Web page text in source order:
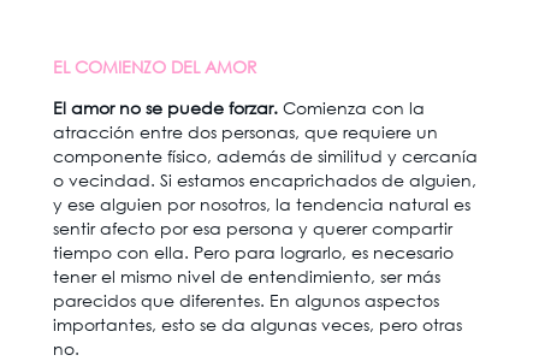
EL COMIENZO DEL AMOR
El amor no se puede forzar. Comienza con la
atracción entre dos personas, que requiere un
componente físico, además de similitud y cercanía
o vecindad. Si estamos encaprichados de alguien,
y ese alguien por nosotros, la tendencia natural es
sentir afecto por esa persona y querer compartir
tiempo con ella. Pero para lograrlo, es necesario
tener el mismo nivel de entendimiento, ser más
parecidos que diferentes. En algunos aspectos
importantes, esto se da algunas veces, pero otras
no.